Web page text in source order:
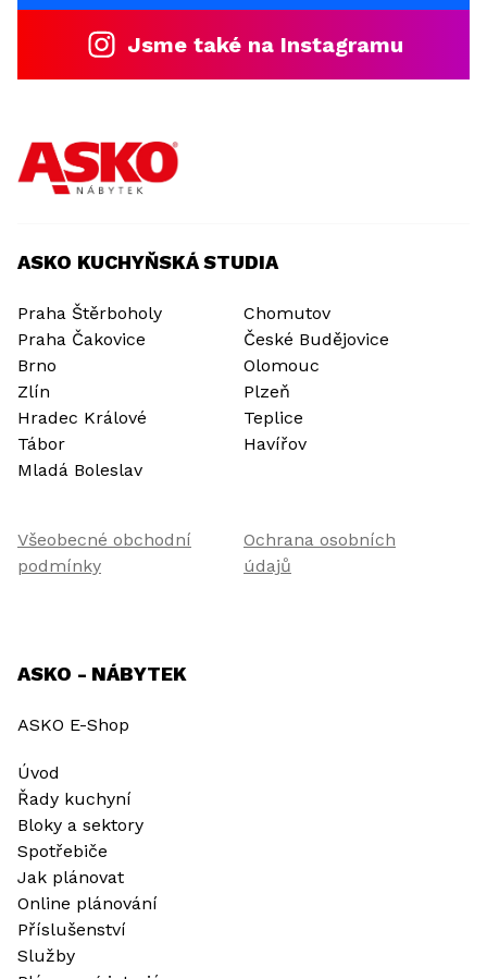
Jsme také na Instagramu
ASKO KUCHYŇSKÁ STUDIA
Praha Štěrboholy
Praha Čakovice
Brno
Zlín
Hradec Králové
Tábor
Mladá Boleslav
Chomutov
České Budějovice
Olomouc
Plzeň
Teplice
Havířov
Všeobecné obchodní
podmínky
Ochrana osobních
údajů
ASKO - NÁBYTEK
ASKO E-Shop
Úvod
Řady kuchyní
Bloky a sektory
Spotřebiče
Jak plánovat
Online plánování
Příslušenství
Služby